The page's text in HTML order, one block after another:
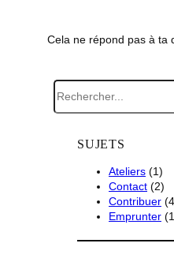
Cela ne répond pas à ta
R
e
c
SUJETS
Ateliers (1)
Contact (2)
Contribuer
Emprunter